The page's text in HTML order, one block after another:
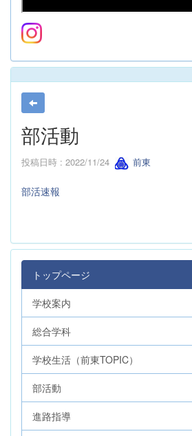
部活動
投稿日時 : 2022/11/24 前東
部活速報
トップページ
学校案内
総合学科
学校生活（前東TOPIC）
部活動
進路指導